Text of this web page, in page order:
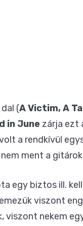
(A Victim, A
in June zárja ezt
a rendkívül
ment a
egy biztos ill.
viszont
nekem